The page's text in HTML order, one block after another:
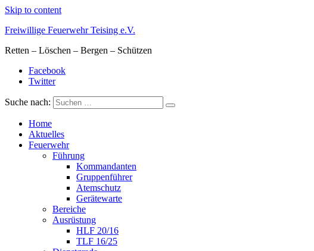
Skip to content
Freiwillige Feuerwehr Teising e.V.
Retten – Löschen – Bergen – Schützen
Facebook
Twitter
Suche nach:
Home
Aktuelles
Feuerwehr
Führung
Kommandanten
Gruppenführer
Atemschutz
Gerätewarte
Bereiche
Ausrüstung
HLF 20/16
TLF 16/25